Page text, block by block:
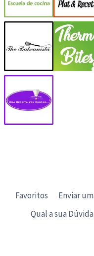
Favoritos Enviar
Qual a sua